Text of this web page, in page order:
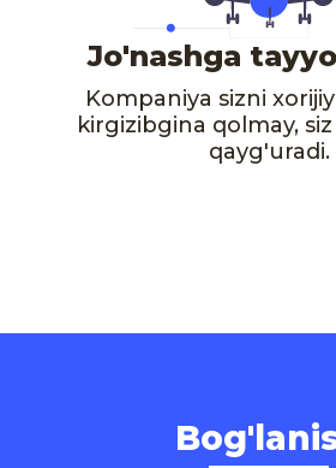
Jo'nashga
Kompaniya sizni
kirgizibgina qolmay,
qayg'uradi.